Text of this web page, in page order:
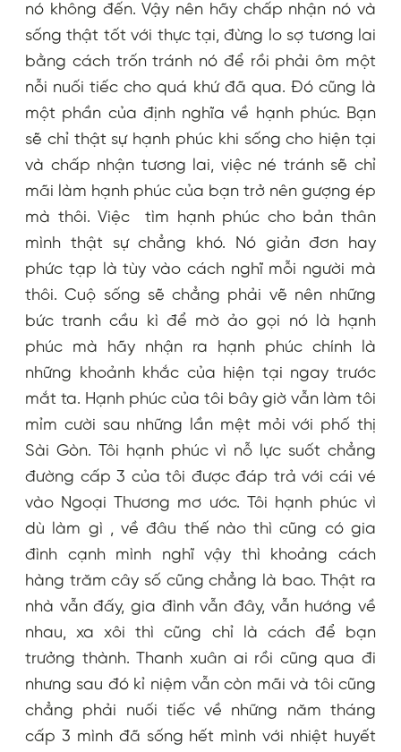
nó không đến. Vậy nên hãy chấp nhận nó và
sống thật tốt với thực tại, đừng lo sợ tương lai
bằng cách trốn tránh nó để rồi phải ôm một
nỗi nuối tiếc cho quá khứ đã qua. Đó cũng là
một phần của định nghĩa về hạnh phúc. Bạn
sẽ chỉ thật sự hạnh phúc khi sống cho hiện tại
và chấp nhận tương lai, việc né tránh sẽ chỉ
mãi làm hạnh phúc của bạn trở nên gượng ép
mà thôi. Việc tìm hạnh phúc cho bản thân
mình thật sự chẳng khó. Nó giản đơn hay
phức tạp là tùy vào cách nghĩ mỗi người mà
thôi. Cuộ sống sẽ chẳng phải vẽ nên những
bức tranh cầu kì để mờ ảo gọi nó là hạnh
phúc mà hãy nhận ra hạnh phúc chính là
những khoảnh khắc của hiện tại ngay trước
mắt ta. Hạnh phúc của tôi bây giờ vẫn làm tôi
mỉm cười sau những lần mệt mỏi với phố thị
Sài Gòn. Tôi hạnh phúc vì nỗ lực suốt chẳng
đường cấp 3 của tôi được đáp trả với cái vé
vào Ngoại Thương mơ ước. Tôi hạnh phúc vì
dù làm gì , về đâu thế nào thì cũng có gia
đình cạnh mình nghĩ vậy thì khoảng cách
hàng trăm cây số cũng chẳng là bao. Thật ra
nhà vẫn đấy, gia đình vẫn đây, vẫn hướng về
nhau, xa xôi thì cũng chỉ là cách để bạn
trưởng thành. Thanh xuân ai rồi cũng qua đi
nhưng sau đó kỉ niệm vẫn còn mãi và tôi cũng
chẳng phải nuối tiếc về những năm tháng
cấp 3 mình đã sống hết mình với nhiệt huyết